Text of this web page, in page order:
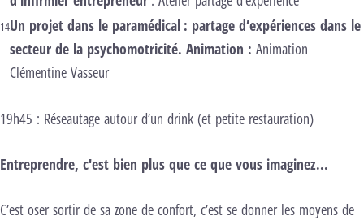
Un projet dans le paramédical : partage d’expériences dans le
secteur de la psychomotricité. Animation : Animation
Clémentine Vasseur
19h45 : Réseautage autour d’un drink (et petite restauration)
Entreprendre, c'est bien plus que ce que vous imaginez...
C’est oser sortir de sa zone de confort, c’est se donner les moyens de